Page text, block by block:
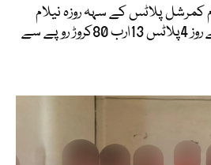
پلاٹس کے سہہ روزہ نیلام
عام کا کامیاب آغاز، پہلے روز 4پلاٹس 13ارب 80کروڑ روپے سے